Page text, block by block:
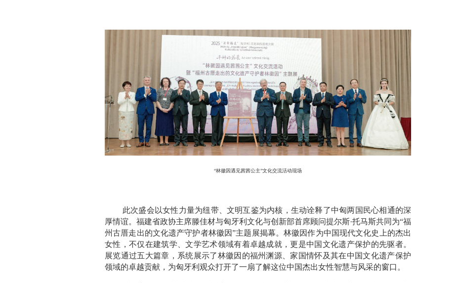
“林徽因遇见茜茜公主”文化交流活动现场
此次盛会以女性力量为纽带、文明互鉴为内核，生动诠释了中匈两国民心相通的深
厚情谊。福建省政协主席滕佳材与匈牙利文化与创新部首席顾问提尔斯·托马斯共同为“福
州古厝走出的文化遗产守护者林徽因”主题展揭幕。林徽因作为中国现代文化史上的杰出
女性，不仅在建筑学、文学艺术领域有着卓越成就，更是中国文化遗产保护的先驱者。
展览通过五大篇章，系统展示了林徽因的福州渊源、家国情怀及其在中国文化遗产保护
领域的卓越贡献，为匈牙利观众打开了一扇了解这位中国杰出女性智慧与风采的窗口。